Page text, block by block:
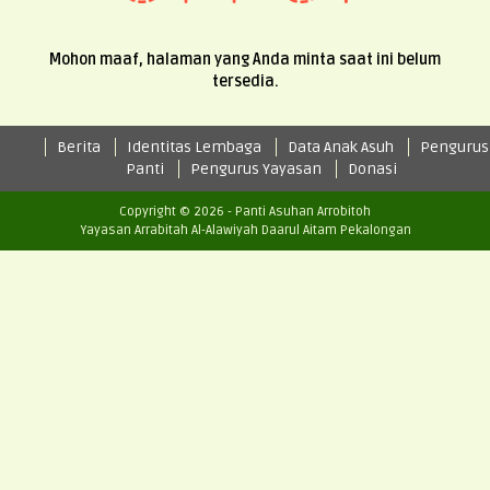
Mohon maaf, halaman yang Anda minta saat ini belum
tersedia.
Berita Identitas Lembaga Data Anak Asuh
Pengurus
Panti
Pengurus Yayasan Donasi
Copyright © 2026 - Panti Asuhan Arrobitoh
Yayasan Arrabitah Al-Alawiyah Daarul Aitam Pekalongan